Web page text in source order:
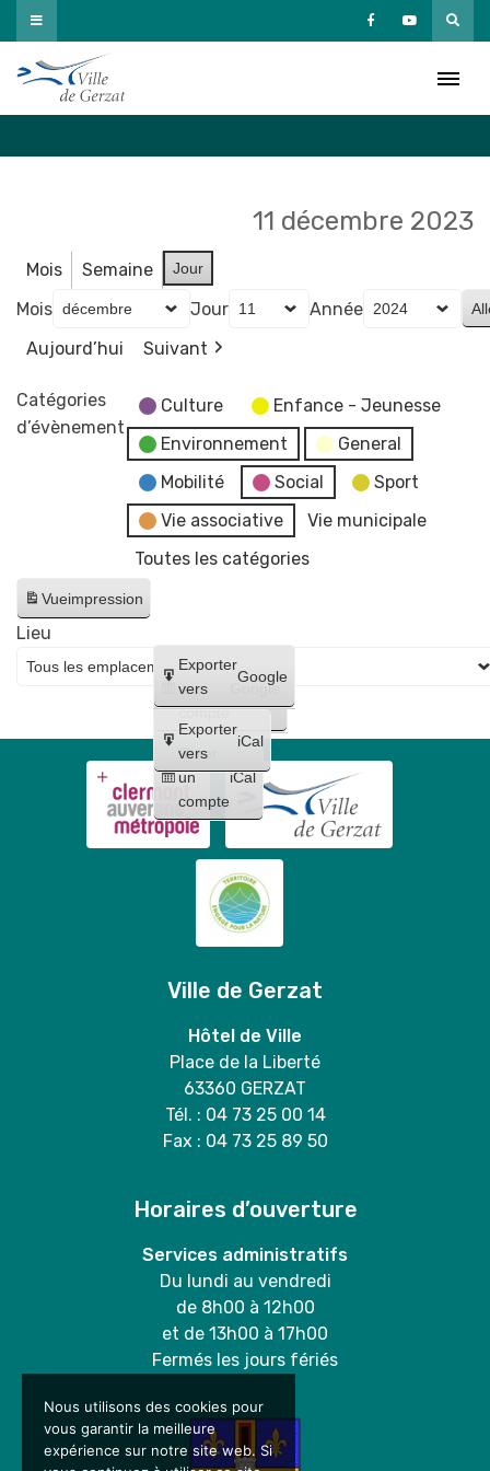
Passer
au
contenu
11 décembre 2023
Mois Semaine Jour
Mois Jour
Année
Aujourd’hui
Suivant
Catégories
d’évènement
Culture
Enfance - Jeunesse
Environnement
General
Mobilité
Social
Sport
Vie associative
Vie municipale
Toutes les catégories
Vueimpression
Créer
un
compte
Google
Créer
un
compte
iCal
Exporter
vers
Google
Exporter
vers
iCal
Lieu
Ville de Gerzat
Hôtel de Ville
Place de la Liberté
63360 GERZAT
Tél. : 04 73 25 00 14
Fax : 04 73 25 89 50
Horaires d’ouverture
Services administratifs
Du lundi au vendredi
de 8h00 à 12h00
et de 13h00 à 17h00
Fermés les jours fériés
Nous utilisons des cookies pour
vous garantir la meilleure
expérience sur notre site web. Si